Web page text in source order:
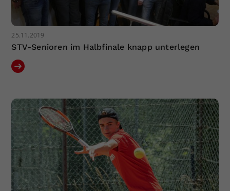
25.11.2019
STV-Senioren im Halbfinale knapp unterlegen